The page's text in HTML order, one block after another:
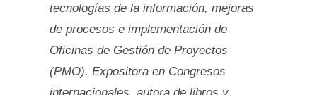
tecnologías de la información, mejoras
de procesos e implementación de
Oficinas de Gestión de Proyectos
(PMO). Expositora en Congresos